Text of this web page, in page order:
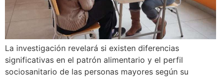
La investigación revelará si existen diferencias
significativas en el patrón alimentario y el perfil
sociosanitario de las personas mayores según su